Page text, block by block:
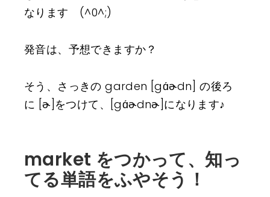
なります (^0^;)
発音は、予想できますか？
そう、さっきの garden [gɑ́ɚdn] の後ろ
に [ɚ]をつけて、[gɑ́ɚdnɚ]になります♪
market をつかって、知っ
てる単語をふやそう！